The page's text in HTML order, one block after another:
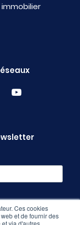
Ces cookies
et de fournir des
via d'autres